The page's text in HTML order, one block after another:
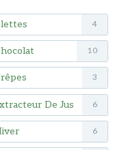
4
10
3
De Jus 6
6